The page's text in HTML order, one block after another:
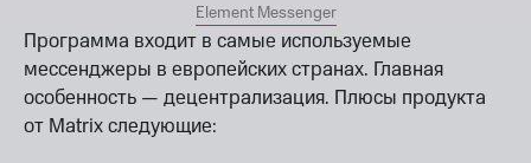
Element Messenger
Программа входит в самые используемые
мессенджеры в европейских странах. Главная
особенность — децентрализация. Плюсы продукта
от Matrix следующие: